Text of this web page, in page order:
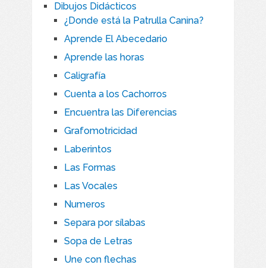
Dibujos Didácticos
¿Donde está la Patrulla Canina?
Aprende El Abecedario
Aprende las horas
Caligrafía
Cuenta a los Cachorros
Encuentra las Diferencias
Grafomotricidad
Laberintos
Las Formas
Las Vocales
Numeros
Separa por sílabas
Sopa de Letras
Une con flechas